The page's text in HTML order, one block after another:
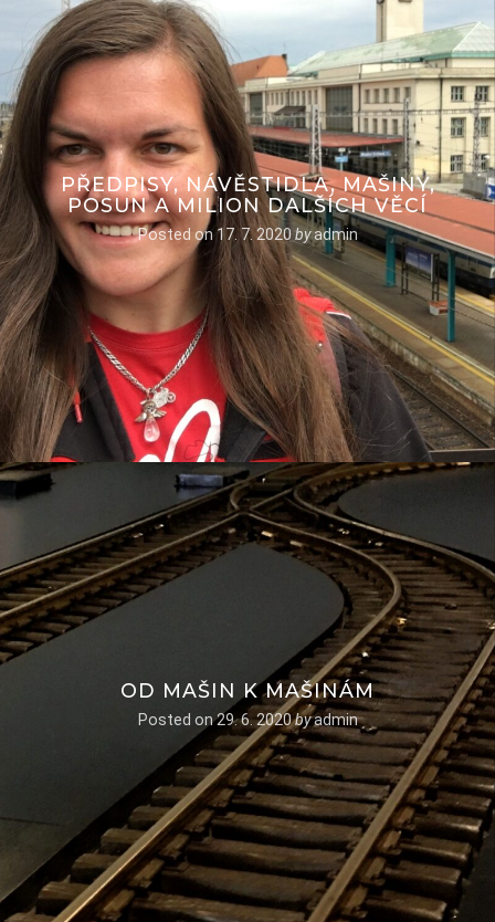
PŘEDPISY, NÁVĚSTIDLA, MAŠINY,
POSUN A MILION DALŠÍCH VĚCÍ
Posted on 17. 7. 2020 byadmin
OD MAŠIN K MAŠINÁM
Posted on29. 6. 2020byadmin